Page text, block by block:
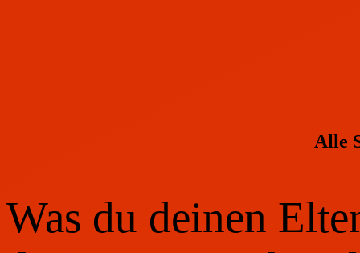
Alle
Was du deinen